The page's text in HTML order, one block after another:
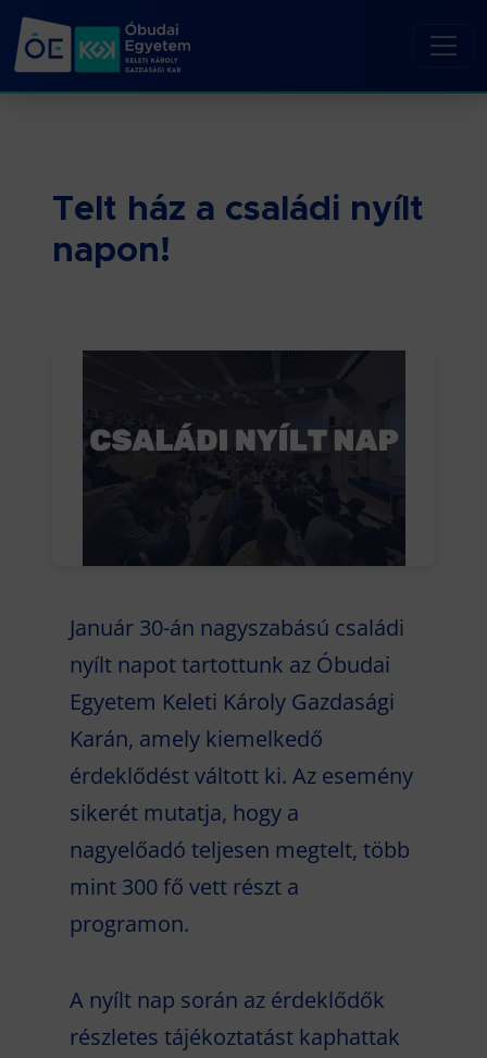
Telt ház a családi nyílt
napon!
Január 30-án nagyszabású családi
nyílt napot tartottunk az Óbudai
Egyetem Keleti Károly Gazdasági
Karán, amely kiemelkedő
érdeklődést váltott ki. Az esemény
sikerét mutatja, hogy a
nagyelőadó teljesen megtelt, több
mint 300 fő vett részt a
programon.
A nyílt nap során az érdeklődők
részletes tájékoztatást kaphattak